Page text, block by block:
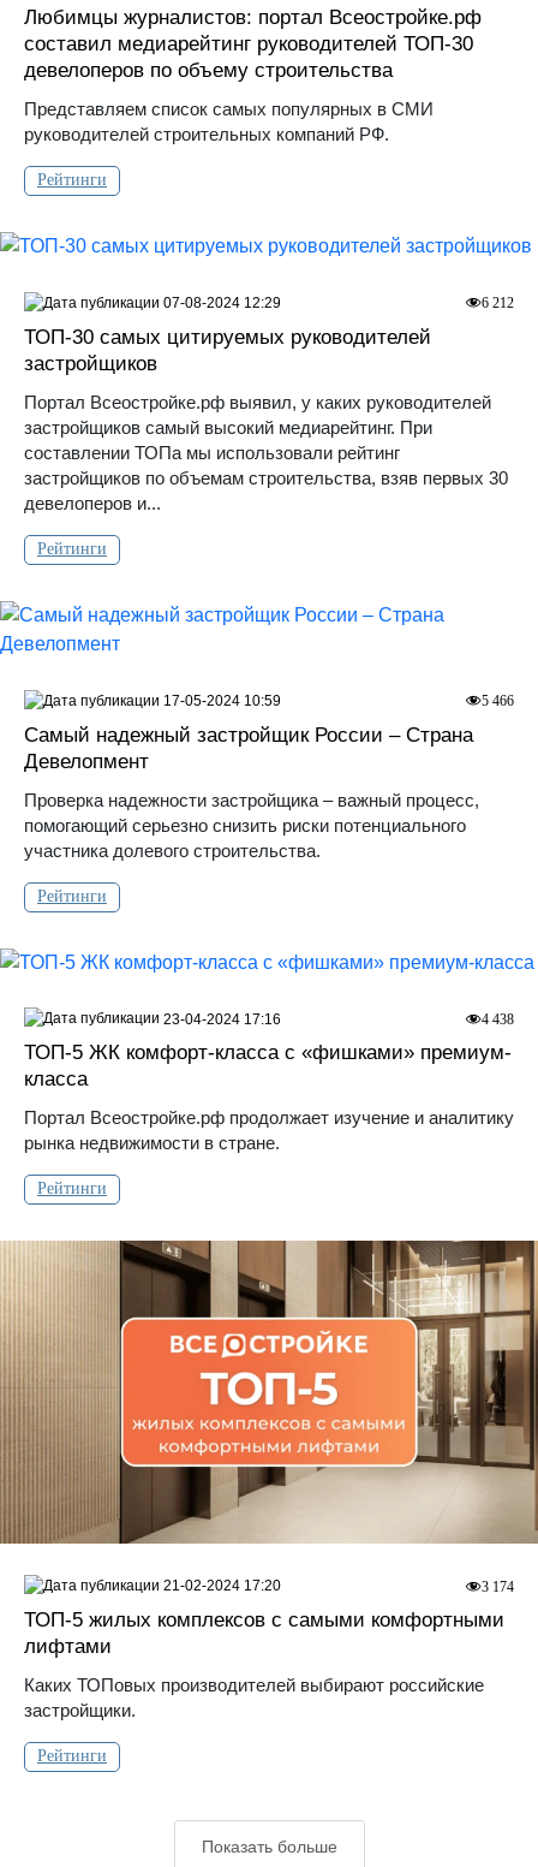
Любимцы журналистов: портал Всеостройке.рф
составил медиарейтинг руководителей ТОП-30
девелоперов по объему строительства
Представляем список самых популярных в СМИ
руководителей строительных компаний РФ.
Рейтинги
ТОП-30 самых цитируемых руководителей
застройщиков
Портал Всеостройке.рф выявил, у каких руководителей
застройщиков самый высокий медиарейтинг. При
составлении ТОПа мы использовали рейтинг
застройщиков по объемам строительства, взяв первых 30
девелоперов и...
Рейтинги
6 212
07-08-2024 12:29
Самый надежный застройщик России – Страна
Девелопмент
Проверка надежности застройщика – важный процесс,
помогающий серьезно снизить риски потенциального
участника долевого строительства.
Рейтинги
5 466
17-05-2024 10:59
ТОП-5 ЖК комфорт-класса с «фишками» премиум-
класса
Портал Всеостройке.рф продолжает изучение и аналитику
рынка недвижимости в стране.
Рейтинги
4 438
23-04-2024 17:16
ТОП-5 жилых комплексов с самыми комфортными
лифтами
Каких ТОПовых производителей выбирают российские
застройщики.
Рейтинги
3 174
21-02-2024 17:20
Показать больше